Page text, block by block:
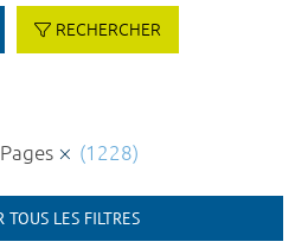
RECHERCHER
(1228)
TOUS LES FILTRES